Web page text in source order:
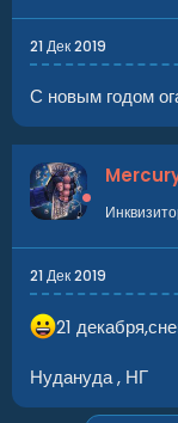
21 Дек 2019
С новым годом
21 Дек 2019
21
Нудануда , НГ